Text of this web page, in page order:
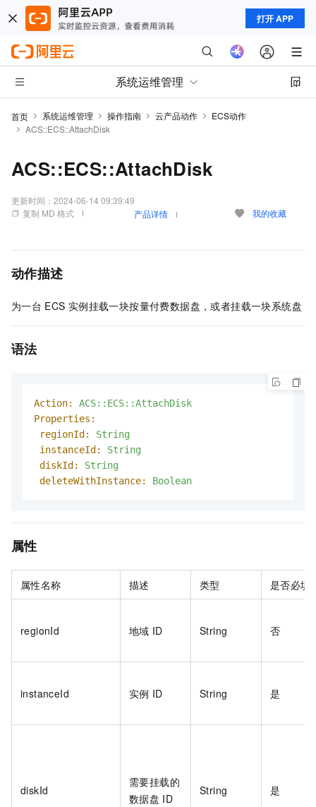
打开 APP
系统运维管理
首页 系统运维管理 操作指南 云产品动作
ECS动作
ACS::ECS::AttachDisk
ACS::ECS::AttachDisk
更新时间： 2024-06-14 09:39:49
复制 MD 格式
产品详情 我的收藏
动作描述
为一台 ECS 实例挂载一块按量付费数据盘，或者挂载一块系统盘
语法
Action:
ACS::ECS::AttachDisk
Properties:
regionId:
String
instanceId:
String
diskId:
String
deleteWithInstance:
Boolean
属性
属性名称 描述 类型 是否必填
regionId 地域 ID String 否
instanceId 实例 ID String 是
diskId
需要挂载的
数据盘 ID
String 是